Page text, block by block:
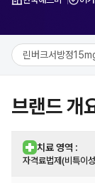
린버크서방정
브랜드 개
치료 영역 :
자격료법제(비특이